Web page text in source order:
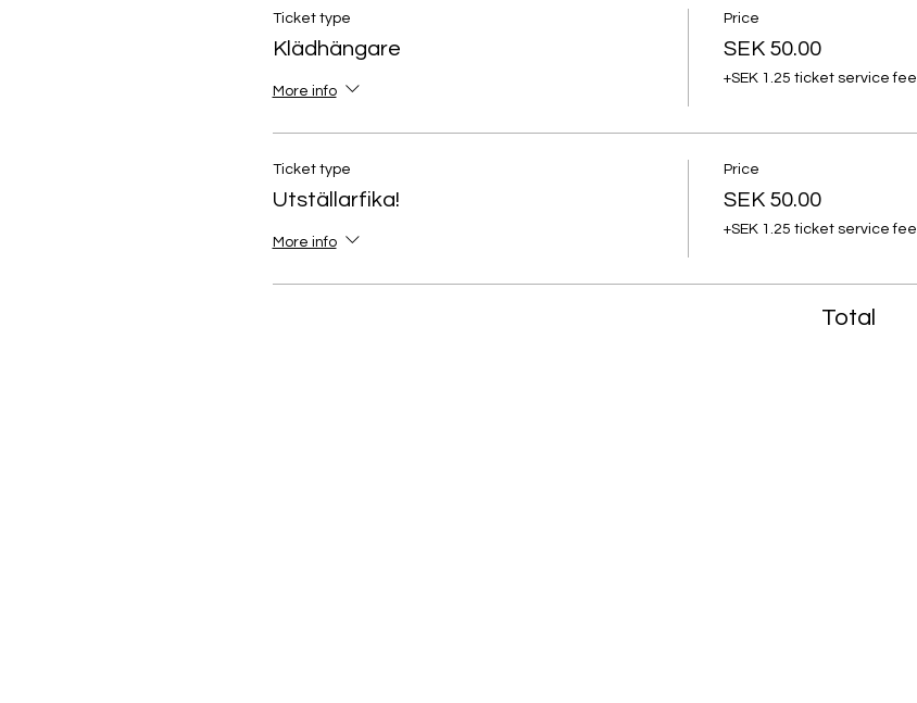
Ticket type
Klädhängare
More info
Price
SEK 50.00
+SEK 1.25 ticket service fee
Ticket type
Utställarfika!
More info
Price
SEK 50.00
+SEK 1.25 ticket service fee
Total